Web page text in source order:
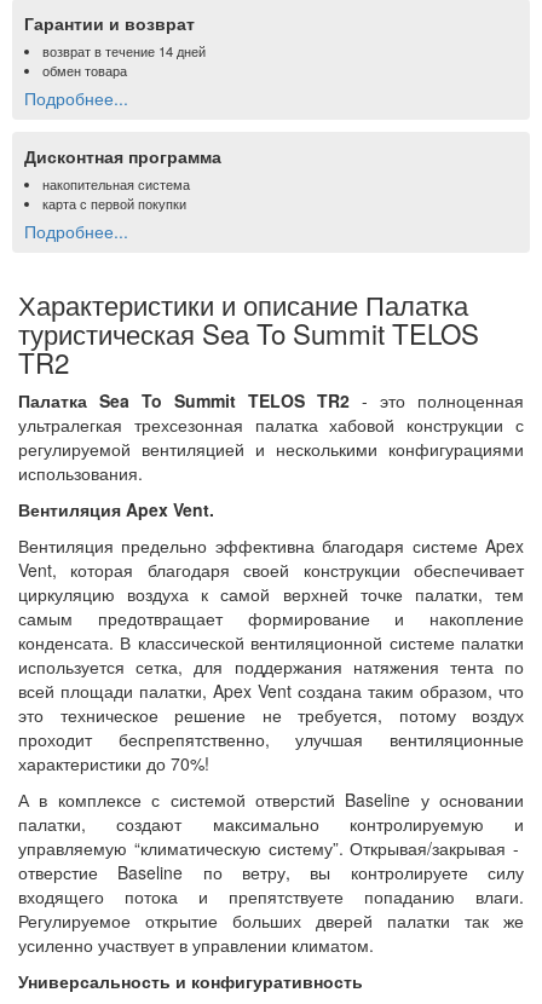
Гарантии и возврат
возврат в течение 14 дней
обмен товара
Подробнее...
Дисконтная программа
накопительная система
карта с первой покупки
Подробнее...
Характеристики и описание Палатка
туристическая Sea To Summit TELOS
TR2
Палатка Sea To Summit TELOS TR2 - это полноценная
ультралегкая трехсезонная палатка хабовой конструкции с
регулируемой вентиляцией и несколькими конфигурациями
использования.
Вентиляция Apex Vent.
Вентиляция предельно эффективна благодаря системе Apex
Vent, которая благодаря своей конструкции обеспечивает
циркуляцию воздуха к самой верхней точке палатки, тем
самым предотвращает формирование и накопление
конденсата. В классической вентиляционной системе палатки
используется сетка, для поддержания натяжения тента по
всей площади палатки, Apex Vent создана таким образом, что
это техническое решение не требуется, потому воздух
проходит беспрепятственно, улучшая вентиляционные
характеристики до 70%!
А в комплексе с системой отверстий Baseline у основании
палатки, создают максимально контролируемую и
управляемую “климатическую систему”. Открывая/закрывая -
отверстие Baseline по ветру, вы контролируете силу
входящего потока и препятствуете попаданию влаги.
Регулируемое открытие больших дверей палатки так же
усиленно участвует в управлении климатом.
Универсальность и конфигуративность